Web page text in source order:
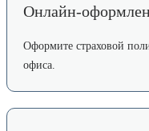
Онлайн-
Оформите страховой
офиса.